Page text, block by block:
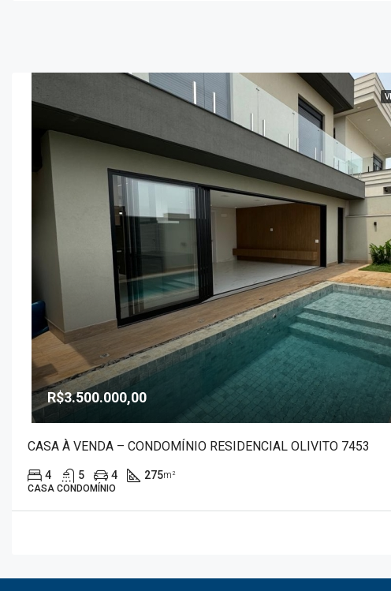
R$3.500.000,00
CASA À VENDA – CONDOMÍNIO RESIDENCIAL OLIVITO 7453
4 5 4 275m²
CASA CONDOMÍNIO